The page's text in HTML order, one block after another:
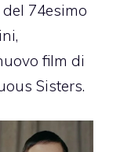
74esimo
film di
Sisters.